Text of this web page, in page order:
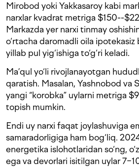
Mirobod yoki Yakkasaroy kabi
narxlar kvadrat metriga $150--
Markazda yer narxi tinmay
o‘rtacha daromadli oila ipotekasiz
yillab pul yig‘ishiga to‘g‘ri keladi.
Ma’qul yo‘li rivojlanayotgan
qaratish. Masalan, Yashnobod va
yangi “korobka” uylarni metriga
topish mumkin.
Endi uy narxi faqat joylashuviga
samaradorligiga ham bog‘liq.
energetika islohotlaridan so‘ng,
ega va devorlari isitilgan uylar